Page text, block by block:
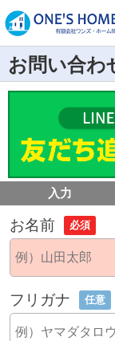
お問い合わ
入力
お名前 必須
フリガナ 任意